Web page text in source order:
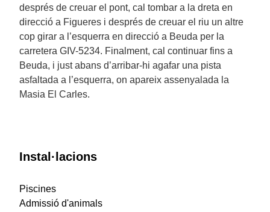
després de creuar el pont, cal tombar a la dreta en
direcció a Figueres i després de creuar el riu un altre
cop girar a l’esquerra en direcció a Beuda per la
carretera GIV-5234. Finalment, cal continuar fins a
Beuda, i just abans d’arribar-hi agafar una pista
asfaltada a l’esquerra, on apareix assenyalada la
Masia El Carles.
Instal·lacions
Piscines
Admissió d'animals